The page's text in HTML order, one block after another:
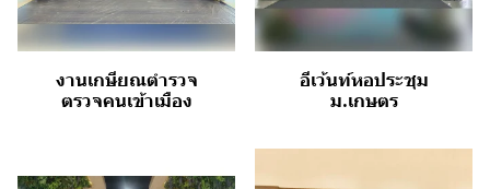
งานเกษียณตำรวจ
ตรวจคนเข้าเมือง
อีเว้นท์หอประชุม
ม.เกษตร